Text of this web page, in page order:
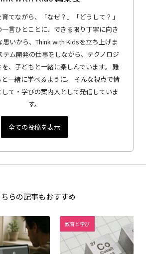
てながら、「なぜ？」「どうして？」
一言ひとことに、できる限り丁寧に向き
思いから、Think with Kidsを立ち上げま
テム開発の仕事をしながら、テクノロジ
、子どもと一緒に楽しんでいます。 難
一緒に学べるように。 そんな視点で情
て・学びの案内人として発信していま
す。
全ての投稿を表示
ちらの記事もおすすめ
教育と学び